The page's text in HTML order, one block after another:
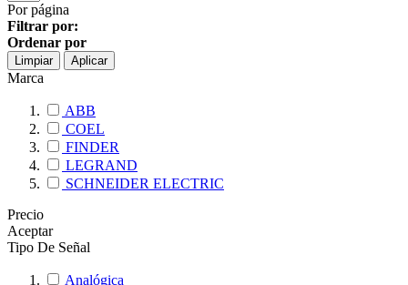
Por página
Filtrar por:
Ordenar por
Limpiar Aplicar
Marca
ABB
COEL
FINDER
LEGRAND
SCHNEIDER ELECTRIC
Precio
Aceptar
Tipo De Señal
Analógica